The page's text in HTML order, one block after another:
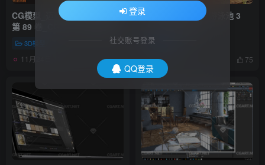
CG模型_迈克斯树 – 植物模型
第 89 卷_CGART_模型下载
3D模型
11月24日 16:45 48
CG模型_3dsky – 游泳池 3
4755788_CGART_模型下载
3D模型
11月24日 16:45 75
登录
社交账号登录
QQ登录